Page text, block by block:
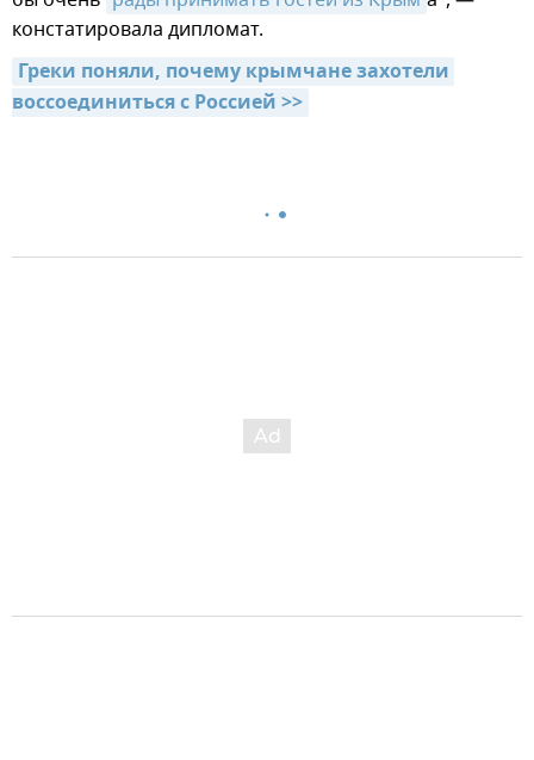
констатировала дипломат.
Греки поняли, почему крымчане захотели
воссоединиться с Россией >>